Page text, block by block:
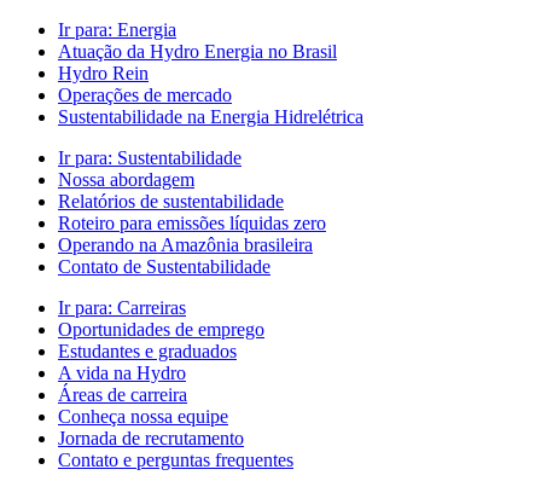
Ir para: Energia
Atuação da Hydro Energia no Brasil
Hydro Rein
Operações de mercado
Sustentabilidade na Energia Hidrelétrica
Ir para: Sustentabilidade
Nossa abordagem
Relatórios de sustentabilidade
Roteiro para emissões líquidas zero
Operando na Amazônia brasileira
Contato de Sustentabilidade
Ir para: Carreiras
Oportunidades de emprego
Estudantes e graduados
A vida na Hydro
Áreas de carreira
Conheça nossa equipe
Jornada de recrutamento
Contato e perguntas frequentes